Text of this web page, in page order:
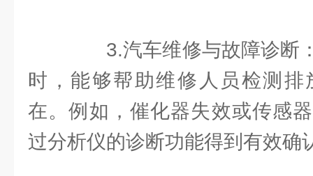
3.汽车维修与故障诊断
时，能够帮助维修人员检测
在。例如，催化器失效或传感
过分析仪的诊断功能得到有效确